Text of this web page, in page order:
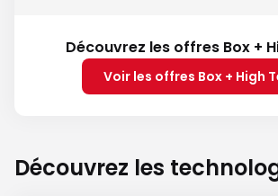
Découvrez les offres Box +
Voir les offres Box + High
Découvrez les